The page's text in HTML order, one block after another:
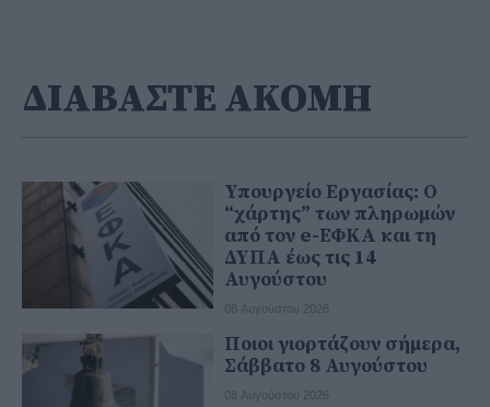
ΔΙΑΒΑΣΤΕ ΑΚΟΜΗ
Υπουργείο Εργασίας: Ο
“χάρτης” των πληρωμών
από τον e-ΕΦΚΑ και τη
ΔΥΠΑ έως τις 14
Αυγούστου
08 Αυγούστου 2026
Ποιοι γιορτάζουν σήμερα,
Σάββατο 8 Αυγούστου
08 Αυγούστου 2026